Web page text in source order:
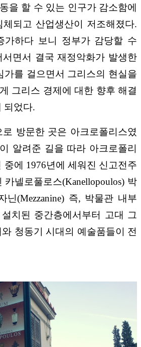
을 할 수 있는 인구가 감소함에
되고 산업생산이 저조해졌다.
가하다 보니 정부가 감당할 수
면서 결국 재정악화가 발생한
가를 걸으면서 그리스의 현실을
그리스 경제에 대한 향후 해결
되었다.
방문한 곳은 아크로폴리스였
알려준 길을 따라 아크로폴리
중에 1976년에 세워진 신고전주
넬로풀로스(Kanellopoulos) 박
닌(Mezzanine) 즉, 박물관 내부
치된 중간층에서부터 고대 그
청동기 시대의 예술품들이 전